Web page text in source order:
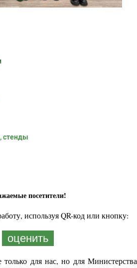
стенды
посетители!
используя QR-код или кнопку:
оценить
для нас, но для Министерства